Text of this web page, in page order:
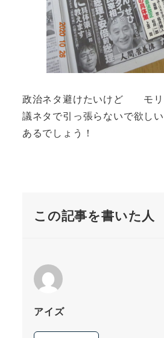
政治ネタ避けたいけど モ
議ネタで引っ張らないで欲
あるでしょう！
この記事を書いた人
アイズ